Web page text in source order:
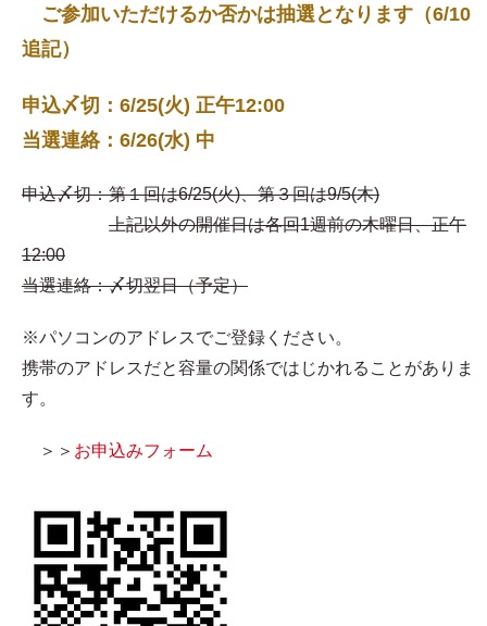
ご参加いただけるか否かは抽選となります（6/10
追記）
申込〆切：6/25(火) 正午12:00
当選連絡：6/26(水) 中
申込〆切：第１回は6/25(火)、第３回は9/5(木)
上記以外の開催日は各回1週前の木曜日、正午
12:00
当選連絡：〆切翌日（予定）
※パソコンのアドレスでご登録ください。
携帯のアドレスだと容量の関係ではじかれることがありま
す。
＞＞ お申込みフォーム